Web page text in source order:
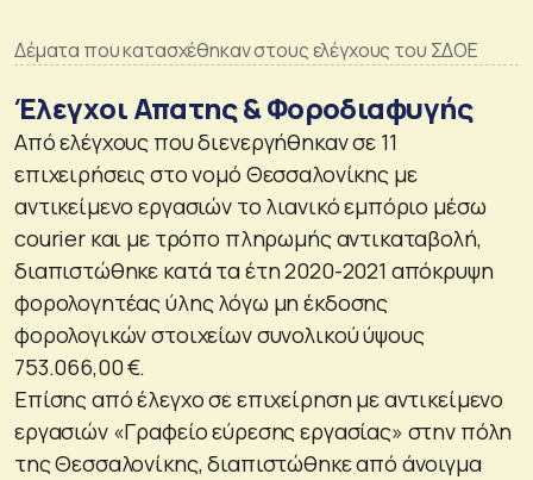
Δέματα που κατασχέθηκαν στους ελέγχους του ΣΔΟΕ
Έλεγχοι Απατης & Φοροδιαφυγής
Από ελέγχους που διενεργήθηκαν σε 11
επιχειρήσεις στο νομό Θεσσαλονίκης με
αντικείμενο εργασιών το λιανικό εμπόριο μέσω
courier και με τρόπο πληρωμής αντικαταβολή,
διαπιστώθηκε κατά τα έτη 2020-2021 απόκρυψη
φορολογητέας ύλης λόγω μη έκδοσης
φορολογικών στοιχείων συνολικού ύψους
753.066,00 €.
Επίσης από έλεγχο σε επιχείρηση με αντικείμενο
εργασιών «Γραφείο εύρεσης εργασίας» στην πόλη
της Θεσσαλονίκης, διαπιστώθηκε από άνοιγμα